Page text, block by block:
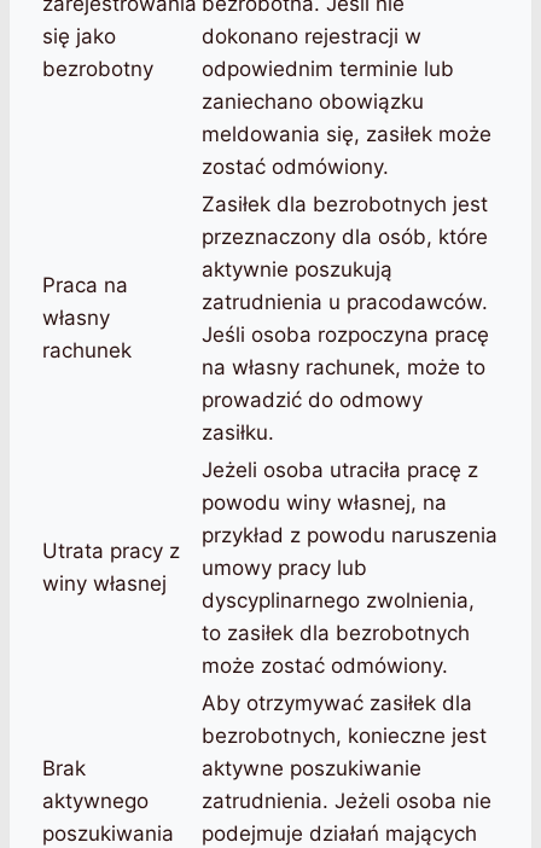
się jako
bezrobotny
dokonano rejestracji w
odpowiednim terminie lub
zaniechano obowiązku
meldowania się, zasiłek może
zostać odmówiony.
Praca na
własny
rachunek
Zasiłek dla bezrobotnych jest
przeznaczony dla osób, które
aktywnie poszukują
zatrudnienia u pracodawców.
Jeśli osoba rozpoczyna pracę
na własny rachunek, może to
prowadzić do odmowy
zasiłku.
Utrata pracy z
winy własnej
Jeżeli osoba utraciła pracę z
powodu winy własnej, na
przykład z powodu naruszenia
umowy pracy lub
dyscyplinarnego zwolnienia,
to zasiłek dla bezrobotnych
może zostać odmówiony.
Brak
aktywnego
poszukiwania
Aby otrzymywać zasiłek dla
bezrobotnych, konieczne jest
aktywne poszukiwanie
zatrudnienia. Jeżeli osoba nie
podejmuje działań mających